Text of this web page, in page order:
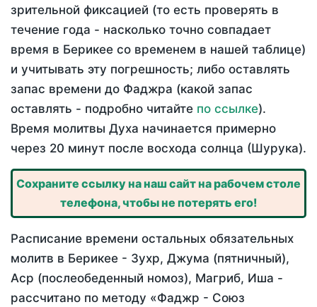
зрительной фиксацией (то есть проверять в
течение года - насколько точно совпадает
время в Берикее со временем в нашей таблице)
и учитывать эту погрешность; либо оставлять
запас времени до Фаджра (какой запас
оставлять - подробно читайте по ссылке).
Время молитвы Духа начинается примерно
через 20 минут после восхода солнца (Шурука).
Сохраните ссылку на наш сайт на рабочем столе
телефона, чтобы не потерять его!
Расписание времени остальных обязательных
молитв в Берикее - Зухр, Джума (пятничный),
Аср (послеобеденный номоз), Магриб, Иша -
рассчитано по методу «Фаджр - Союз